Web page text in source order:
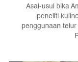
Asal-usul bika
peneliti
penggunaan